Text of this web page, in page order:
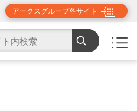
アークスグループ各サイト
東光ストア北栄店